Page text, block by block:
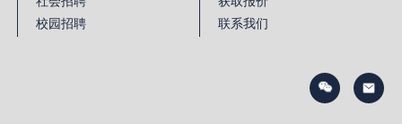
校园招聘
联系我们